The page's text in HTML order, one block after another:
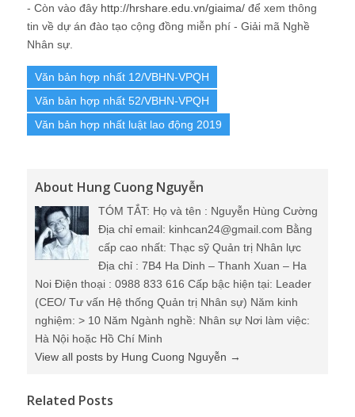
- Còn vào đây http://hrshare.edu.vn/giaima/ để xem thông
tin về dự án đào tạo cộng đồng miễn phí - Giải mã Nghề
Nhân sự.
Văn bản hợp nhất 12/VBHN-VPQH
Văn bản hợp nhất 52/VBHN-VPQH
Văn bản hợp nhất luật lao động 2019
About Hung Cuong Nguyễn
TÓM TẮT: Họ và tên : Nguyễn Hùng Cường
Địa chỉ email: kinhcan24@gmail.com Bằng
cấp cao nhất: Thạc sỹ Quản trị Nhân lực
Địa chỉ : 7B4 Ha Dinh – Thanh Xuan – Ha
Noi Điện thoại : 0988 833 616 Cấp bậc hiện tại: Leader
(CEO/ Tư vấn Hệ thống Quản trị Nhân sự) Năm kinh
nghiệm: > 10 Năm Ngành nghề: Nhân sự Nơi làm việc:
Hà Nội hoặc Hồ Chí Minh
View all posts by Hung Cuong Nguyễn →
Related Posts